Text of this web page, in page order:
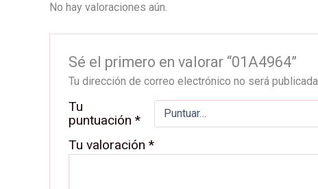
No hay valoraciones aún.
Sé el primero en valorar “01A4964”
Tu dirección de correo electrónico no será publicada.
Tu
puntuación *
Tu valoración *